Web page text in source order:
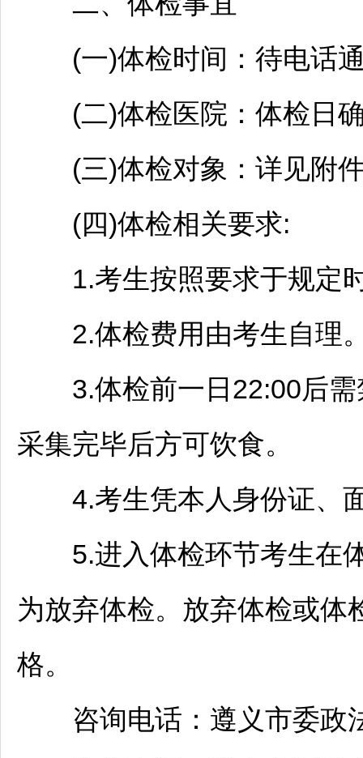
(一)体检时间：待电话
(二)体检医院：体检日
(三)体检对象：详见附
(四)体检相关要求:
1.考生按照要求于规定时
2.体检费用由考生自理
3.体检前一日22:00后需
采集完毕后方可饮食。
4.考生凭本人身份证、
5.进入体检环节考生在体
为放弃体检。放弃体检或体
格。
咨询电话： 遵义市委政